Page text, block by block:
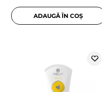
ADAUGĂ ÎN COȘ